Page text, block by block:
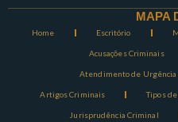
MAPA
Home Escritório
Acusações Criminais
Atendimento de Urgência
Artigos Criminais Tipos
Jurisprudência Criminal